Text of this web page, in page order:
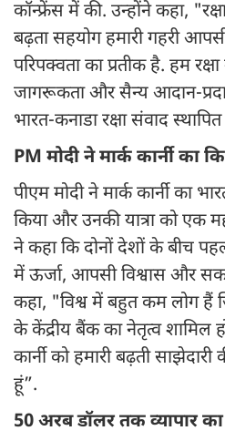
कॉन्फ्रेंस में की. उन्होंने कहा,
बढ़ता सहयोग हमारी गहरी
परिपक्वता का प्रतीक है. हम रक्षा
जागरूकता और सैन्य आदान-
भारत-कनाडा रक्षा संवाद
PM मोदी ने मार्क कार्नी का
पीएम मोदी ने मार्क कार्नी का
किया और उनकी यात्रा को एक
ने कहा कि दोनों देशों के बीच
में ऊर्जा, आपसी विश्वास और
कहा, "विश्व में बहुत कम लोग हैं
के केंद्रीय बैंक का नेतृत्व शामिल
कार्नी को हमारी बढ़ती
हूं”.
50 अरब डॉलर तक व्यापार का